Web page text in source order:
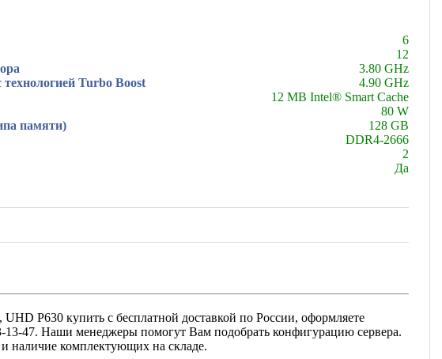
6
12
3.80 GHz
Turbo Boost
4.90 GHz
12 MB Intel® Smart Cache
80 W
памяти)
128 GB
DDR4-2666
2
Да
P630 купить с бесплатной доставкой по России, оформляете
13-47. Наши менеджеры помогут Вам подобрать конфигурацию сервера.
и наличие комплектующих на складе.